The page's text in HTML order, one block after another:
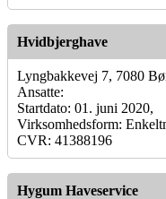
Hvidbjerghave
Lyngbakkevej 7, 7080
Ansatte:
Startdato: 01. juni 2020,
Virksomhedsform:
CVR: 41388196
Hygum Haveservice